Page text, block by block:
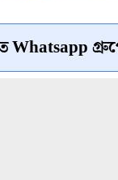
Whatsapp